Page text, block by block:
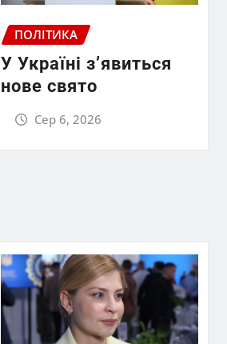
ПОЛІТИКА
У Україні з’явиться
нове свято
Сер 6, 2026